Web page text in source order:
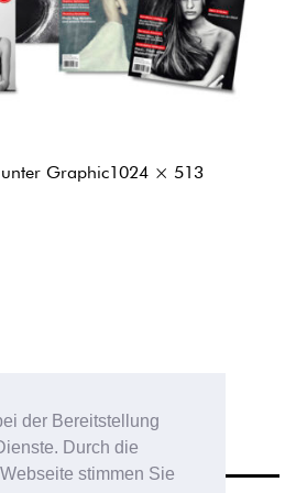
der Bereitstellung
Durch die
stimmen Sie
GraphicOriginalgröße
1024 × 513